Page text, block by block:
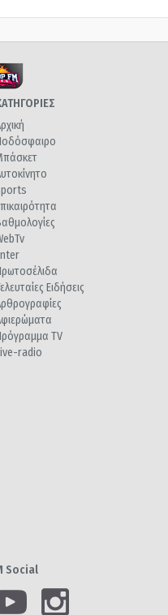
Ειδήσεις
TV
radio
Social